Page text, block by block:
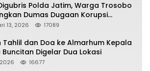
Polda Jatim, Warga Trosobo
Dumas Dugaan Korupsi
DPRD Sidoarjo ke Kapolri
13, 2026 17089
Tahlil dan Doa ke Almarhum Kepala
Buncitan Digelar Dua Lokasi
16677